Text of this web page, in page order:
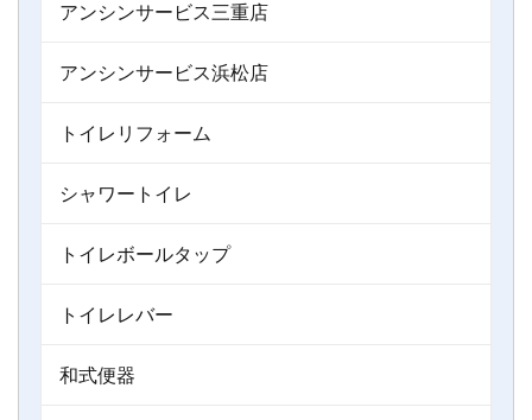
アンシンサービス三重店
アンシンサービス浜松店
トイレリフォーム
シャワートイレ
トイレボールタップ
トイレレバー
和式便器